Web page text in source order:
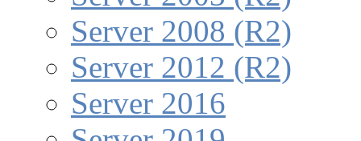
Server 2008 (R2)
Server 2012 (R2)
Server 2016